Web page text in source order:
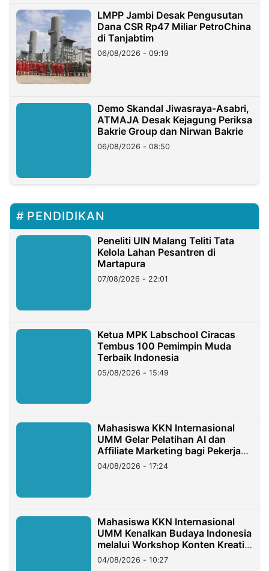
LMPP Jambi Desak Pengusutan
Dana CSR Rp47 Miliar PetroChina
di Tanjabtim
06/08/2026 - 09:19
Demo Skandal Jiwasraya-Asabri,
ATMAJA Desak Kejagung Periksa
Bakrie Group dan Nirwan Bakrie
06/08/2026 - 08:50
PENDIDIKAN
Peneliti UIN Malang Teliti Tata
Kelola Lahan Pesantren di
Martapura
07/08/2026 - 22:01
Ketua MPK Labschool Ciracas
Tembus 100 Pemimpin Muda
Terbaik Indonesia
05/08/2026 - 15:49
Mahasiswa KKN Internasional
UMM Gelar Pelatihan AI dan
Affiliate Marketing bagi Pekerja
Migran Indonesia di Taiwan
04/08/2026 - 17:24
Mahasiswa KKN Internasional
UMM Kenalkan Budaya Indonesia
melalui Workshop Konten Kreatif
di Taiwan
04/08/2026 - 10:27